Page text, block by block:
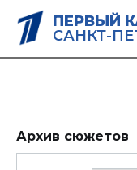
ПЕРВЫЙ
САНКТ-
Архив сюжетов